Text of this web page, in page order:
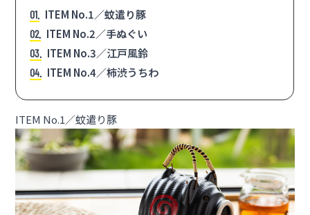
1 ITEM No.1／蚊遣り豚
2 ITEM No.2／手ぬぐい
3 ITEM No.3／江戸風鈴
4 ITEM No.4／柿渋うちわ
ITEM No.1／蚊遣り豚